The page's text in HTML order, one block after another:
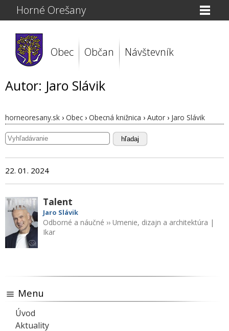
Horné Orešany
Obec Občan Návštevník
Autor: Jaro Slávik
horneoresany.sk › Obec › Obecná knižnica › Autor › Jaro Slávik
hľadaj
22. 01. 2024
Talent
Jaro Slávik
Odborné a náučné ›› Umenie, dizajn a architektúra |
Ikar
Menu
Úvod
Aktuality